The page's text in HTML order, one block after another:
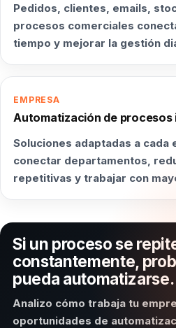
Pedidos, clientes, emails,
procesos comerciales
tiempo y mejorar la gestión
EMPRESA
Automatización de procesos
Soluciones adaptadas a cada
conectar departamentos,
repetitivas y trabajar con
Si un proceso se
constantemente,
pueda automatizarse.
Analizo cómo trabaja tu
oportunidades de